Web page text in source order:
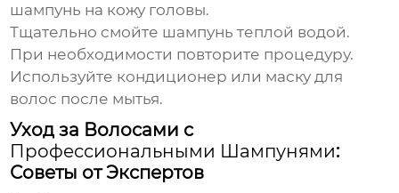
шампунь на кожу головы.
Тщательно смойте шампунь теплой водой.
При необходимости повторите процедуру.
Используйте кондиционер или маску для
волос после мытья.
Уход за Волосами с
Профессиональными Шампунями:
Советы от Экспертов